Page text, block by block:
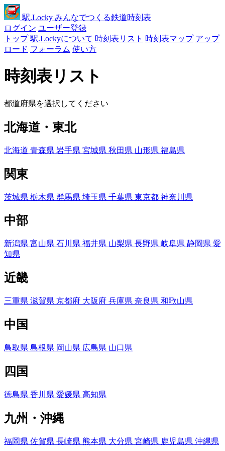
駅.Locky みんなでつくる鉄道時刻表
ログイン ユーザー登録
トップ 駅.Lockyについて 時刻表リスト 時刻表マップ アップ
ロード フォーラム 使い方
時刻表リスト
都道府県を選択してください
北海道・東北
北海道 青森県 岩手県 宮城県 秋田県 山形県 福島県
関東
茨城県 栃木県 群馬県 埼玉県 千葉県 東京都 神奈川県
中部
新潟県 富山県 石川県 福井県 山梨県 長野県 岐阜県 静岡県 愛
知県
近畿
三重県 滋賀県 京都府 大阪府 兵庫県 奈良県 和歌山県
中国
鳥取県 島根県 岡山県 広島県 山口県
四国
徳島県 香川県 愛媛県 高知県
九州・沖縄
福岡県 佐賀県 長崎県 熊本県 大分県 宮崎県 鹿児島県 沖縄県